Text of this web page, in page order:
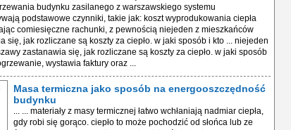
Masa termiczna jako sposób na energooszczędność
budynku
... ... materiały z masy termicznej łatwo wchłaniają nadmiar ciepła,
gdy robi się gorąco. ciepło to może pochodzić od słońca lub ze